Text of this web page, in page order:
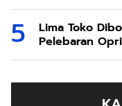
Lima Toko
Pelebaran